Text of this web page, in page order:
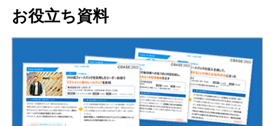
お役立ち資料